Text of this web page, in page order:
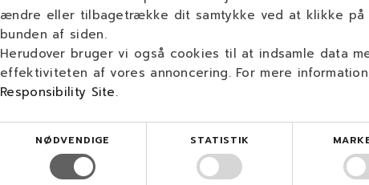
535 13 05-02
HUSQVARNA Torxskrue
AUTOMOWER®
105 / 300 / 400 / 500
12,00 kr. På lager
574 45 01-
17,00
ændre eller tilbagetrække dit samtykke ved at klikke
bunden af siden.
Herudover bruger vi også cookies til at indsamle data
effektiviteten af vores annoncering. For mere
Responsibility Site.
NØDVENDIGE STATISTIK